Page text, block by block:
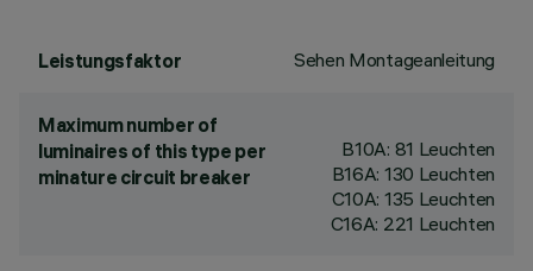
Leistungsfaktor Sehen Montageanleitung
Maximum number of
luminaires of this type per
minature circuit breaker
B10A: 81 Leuchten
B16A: 130 Leuchten
C10A: 135 Leuchten
C16A: 221 Leuchten